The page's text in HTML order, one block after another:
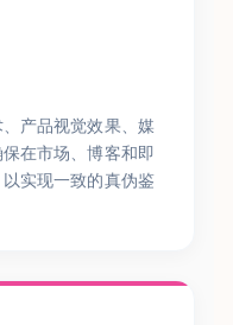
产品视觉效果、媒
在市场、博客和即
实现一致的真伪鉴